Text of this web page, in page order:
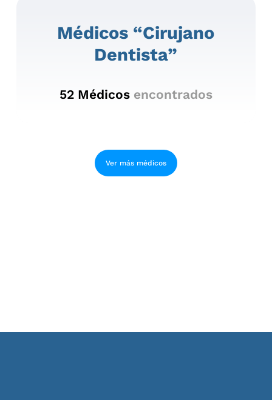
Médicos “cirujano
Dentista”
52Médicos encontrados
Ver más médicos